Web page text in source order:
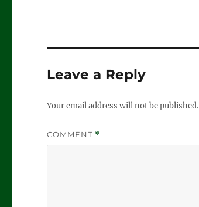
Leave a Reply
Your email address will not be published.
COMMENT *